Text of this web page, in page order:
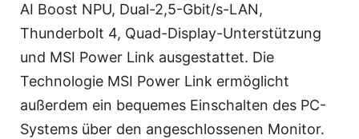
AI Boost NPU, Dual-2,5-Gbit/s-LAN,
Thunderbolt 4, Quad-Display-Unterstützung
und MSI Power Link ausgestattet. Die
Technologie MSI Power Link ermöglicht
außerdem ein bequemes Einschalten des PC-
Systems über den angeschlossenen Monitor.